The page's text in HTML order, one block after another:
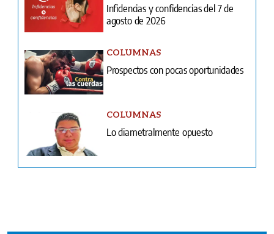
Infidencias y confidencias del 7 de
agosto de 2026
COLUMNAS
Prospectos con pocas oportunidades
COLUMNAS
Lo diametralmente opuesto